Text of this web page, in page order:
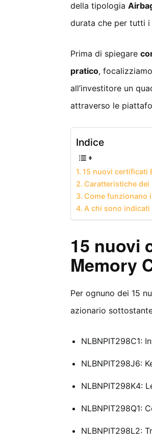
della tipologia
durata che per tutti
Prima di spiegare
pratico,
all’investitore un
attraverso le
Indice
15 nuovi certificati
Caratteristiche dei
Come funzionano
A chi sono indicati
15 nuovi
Memory
Per ognuno dei 15
azionario
NLBNPIT298C1:
NLBNPIT298J6:
NLBNPIT298K4:
NLBNPIT298Q1:
NLBNPIT298L2: